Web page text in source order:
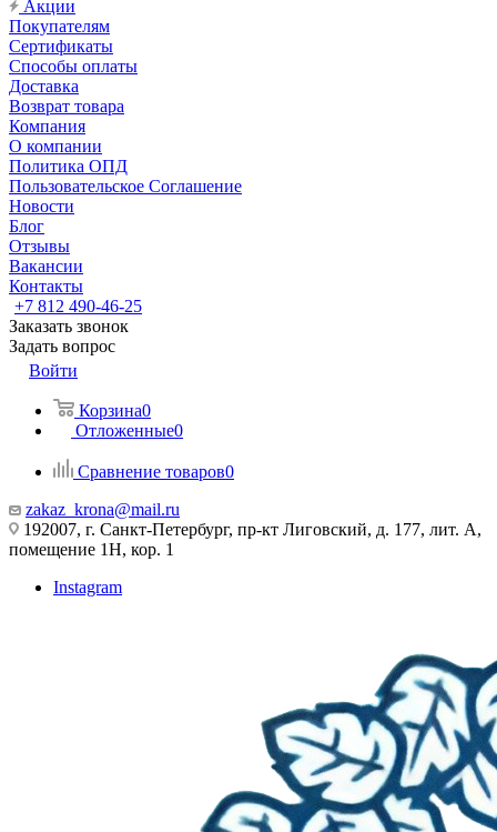
Акции
Покупателям
Сертификаты
Способы оплаты
Доставка
Возврат товара
Компания
О компании
Политика ОПД
Пользовательское Соглашение
Новости
Блог
Отзывы
Вакансии
Контакты
+7 812 490-46-25
Заказать звонок
Задать вопрос
Войти
Корзина0
Отложенные0
Сравнение товаров0
zakaz_krona@mail.ru
192007, г. Санкт-Петербург, пр-кт Лиговский, д. 177, лит. А,
помещение 1Н, кор. 1
Instagram